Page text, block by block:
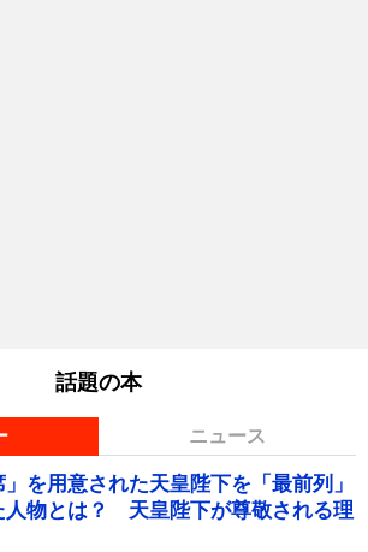
話題の本
ニュース
を用意された天皇陛下を「最前列」
人物とは？ 天皇陛下が尊敬される理